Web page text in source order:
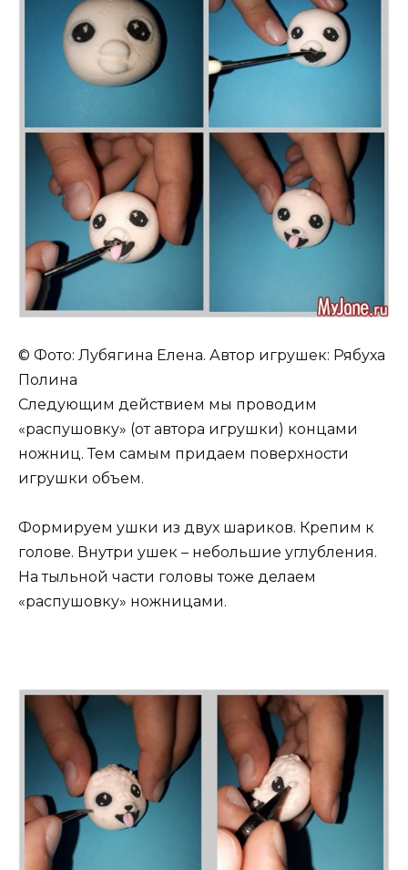
© Фото: Лубягина Елена. Автор игрушек: Рябуха
Полина
Следующим действием мы проводим
«распушовку» (от автора игрушки) концами
ножниц. Тем самым придаем поверхности
игрушки объем.
Формируем ушки из двух шариков. Крепим к
голове. Внутри ушек – небольшие углубления.
На тыльной части головы тоже делаем
«распушовку» ножницами.